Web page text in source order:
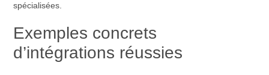
spécialisées.
Exemples concrets
d’intégrations réussies